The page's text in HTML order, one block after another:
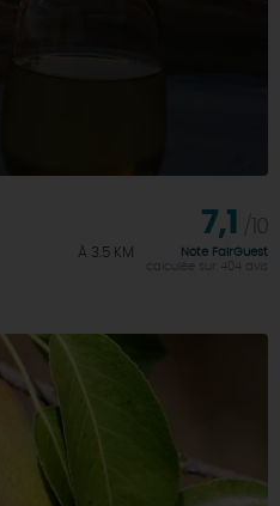
À 3.5 KM
7,1
Note FairGuest
calculée sur 404 avis